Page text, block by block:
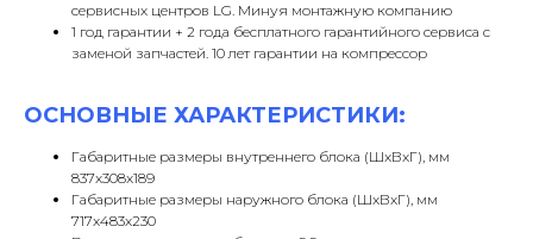
сервисных центров LG. Минуя монтажную компанию
1 год гарантии + 2 года бесплатного гарантийного сервиса с
заменой запчастей. 10 лет гарантии на компрессор
ОСНОВНЫЕ ХАРАКТЕРИСТИКИ:
Габаритные размеры внутреннего блока (ШxВxГ), мм
837x308x189
Габаритные размеры наружного блока (ШxВxГ), мм
717x483x230